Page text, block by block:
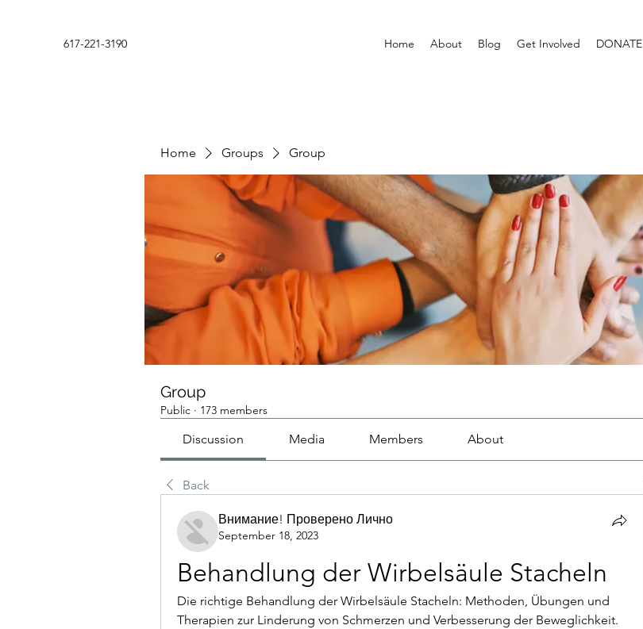
617-221-3190 Home About Blog Get Involved DONATE
Home Groups Group
Group
Public · 173 members
Discussion Media Members About
Back
Внимание! Проверено Лично
September 18, 2023
Behandlung der Wirbelsäule Stacheln
Die richtige Behandlung der Wirbelsäule Stacheln: Methoden, Übungen und
Therapien zur Linderung von Schmerzen und Verbesserung der Beweglichkeit.